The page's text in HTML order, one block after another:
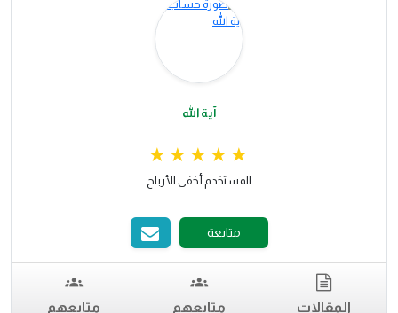
آية الله
المستخدم أخفى الأرباح
متابعة
المقالات متابعهم متابعهم